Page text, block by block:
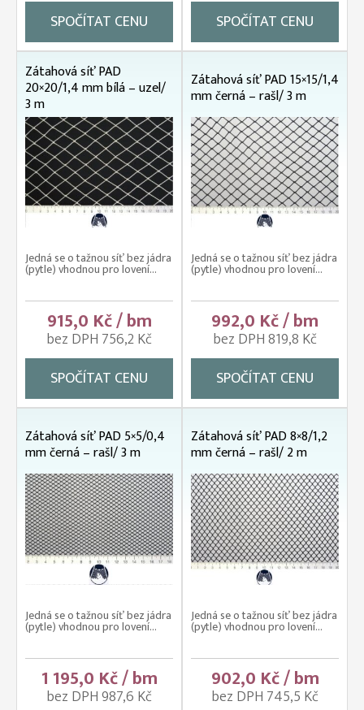
SPOČÍTAT CENU SPOČÍTAT CENU
Zátahová síť PAD
20×20/1,4 mm bílá – uzel/
3 m
Jedná se o tažnou síť bez jádra
(pytle) vhodnou pro lovení...
915,0 Kč / bm
bez DPH 756,2 Kč
SPOČÍTAT CENU
Zátahová síť PAD 15×15/1,4
mm černá – rašl/ 3 m
Jedná se o tažnou síť bez jádra
(pytle) vhodnou pro lovení...
992,0 Kč / bm
bez DPH 819,8 Kč
SPOČÍTAT CENU
Zátahová síť PAD 5×5/0,4
mm černá – rašl/ 3 m
Jedná se o tažnou síť bez jádra
(pytle) vhodnou pro lovení...
1 195,0 Kč / bm
bez DPH 987,6 Kč
Zátahová síť PAD 8×8/1,2
mm černá – rašl/ 2 m
Jedná se o tažnou síť bez jádra
(pytle) vhodnou pro lovení...
902,0 Kč / bm
bez DPH 745,5 Kč